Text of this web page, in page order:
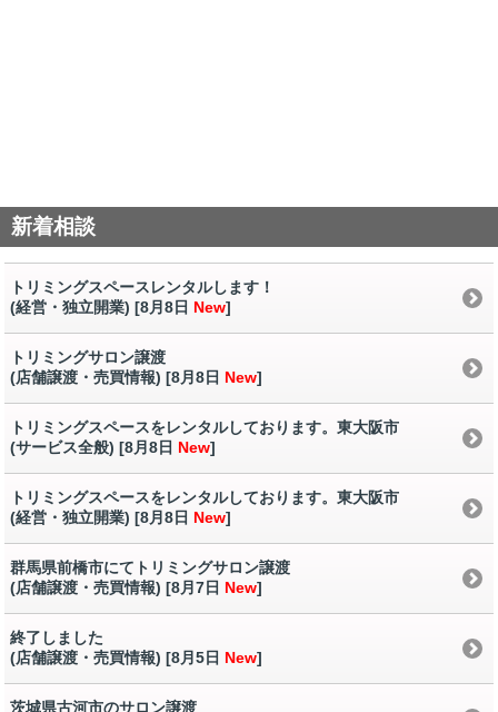
新着相談
トリミングスペースレンタルします！
(経営・独立開業) [8月8日 New]
トリミングサロン譲渡
(店舗譲渡・売買情報) [8月8日 New]
トリミングスペースをレンタルしております。東大阪市
(サービス全般) [8月8日 New]
トリミングスペースをレンタルしております。東大阪市
(経営・独立開業) [8月8日 New]
群馬県前橋市にてトリミングサロン譲渡
(店舗譲渡・売買情報) [8月7日 New]
終了しました
(店舗譲渡・売買情報) [8月5日 New]
茨城県古河市のサロン譲渡